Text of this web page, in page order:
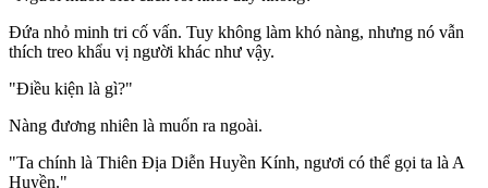
Đứa nhỏ minh tri cố vấn. Tuy không làm khó nàng, nhưng nó vẫn
thích treo khẩu vị người khác như vậy.
"Điều kiện là gì?"
Nàng đương nhiên là muốn ra ngoài.
"Ta chính là Thiên Địa Diễn Huyền Kính, ngươi có thể gọi ta là A
Huyền."